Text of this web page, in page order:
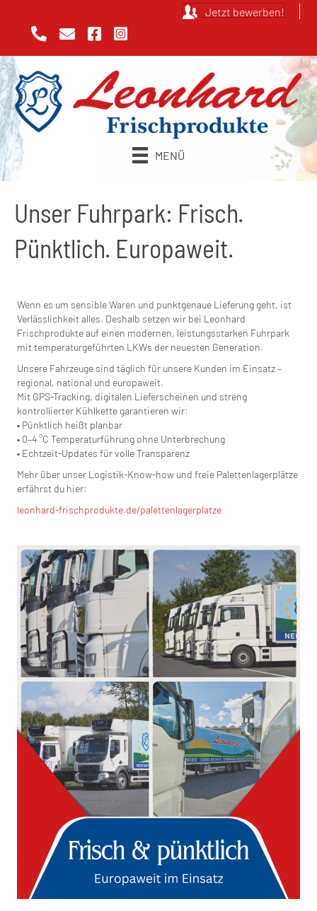
Jetzt bewerben!
MENÜ
Unser Fuhrpark: Frisch.
Pünktlich. Europaweit.
Wenn es um sensible Waren und punktgenaue Lieferung geht, ist
Verlässlichkeit alles. Deshalb setzen wir bei Leonhard
Frischprodukte auf einen modernen, leistungsstarken Fuhrpark
mit temperaturgeführten LKWs der neuesten Generation.
Unsere Fahrzeuge sind täglich für unsere Kunden im Einsatz –
regional, national und europaweit.
Mit GPS-Tracking, digitalen Lieferscheinen und streng
kontrollierter Kühlkette garantieren wir:
• Pünktlich heißt planbar
• 0–4 °C Temperaturführung ohne Unterbrechung
• Echtzeit-Updates für volle Transparenz
Mehr über unser Logistik-Know-how und freie Palettenlagerplätze
erfährst du hier:
leonhard-frischprodukte.de/palettenlagerplatze